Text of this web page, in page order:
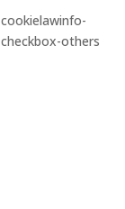
cookielawinfo-
checkbox-others